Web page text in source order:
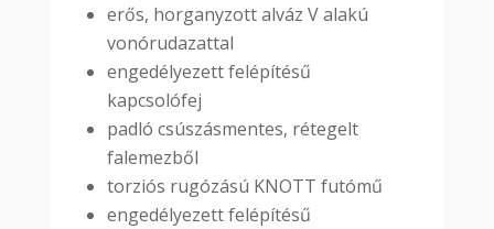
erős, horganyzott alváz V alakú
vonórudazattal
engedélyezett felépítésű
kapcsolófej
padló csúszásmentes, rétegelt
falemezből
torziós rugózású KNOTT futómű
engedélyezett felépítésű